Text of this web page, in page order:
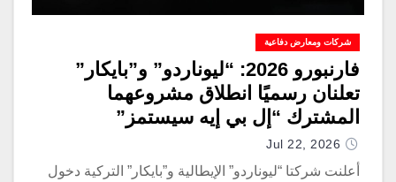
شركات ومعارض دفاعية
فارنبورو 2026: “ليوناردو” و”بايكار”
تعلنان رسميًا انطلاق مشروعهما
المشترك “إل بي إيه سيستمز”
Jul 22, 2026
أعلنت شركتا “ليوناردو” الإيطالية و”بايكار” التركية دخول